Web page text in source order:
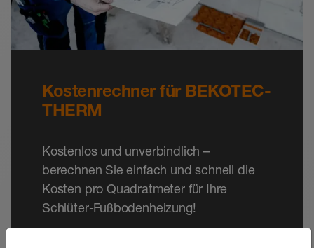
Kostenrechner für BEKOTEC-
THERM
Kostenlos und unverbindlich –
berechnen Sie einfach und schnell die
Kosten pro Quadratmeter für Ihre
Schlüter-Fußbodenheizung!